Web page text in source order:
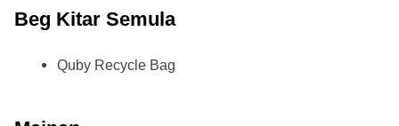
Beg Kitar Semula
Quby Recycle Bag